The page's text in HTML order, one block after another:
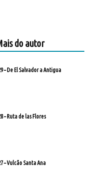
do autor
– De El Salvador a Antigua
– Ruta de las Flores
– Vulcão Santa Ana